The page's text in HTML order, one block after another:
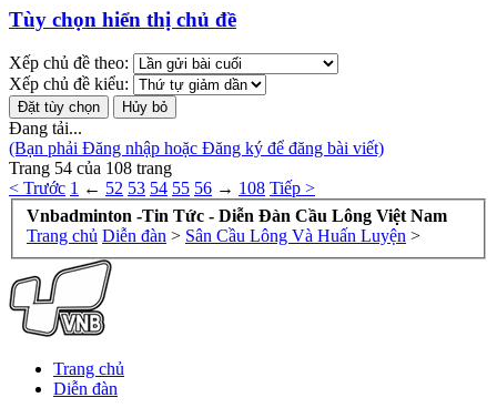
Tùy chọn hiển thị chủ đề
Xếp chủ đề theo:
Xếp chủ đề kiểu:
Đang tải...
(Bạn phải Đăng nhập hoặc Đăng ký để đăng bài viết)
Trang 54 của 108 trang
< Trước 1 ← 52 53 54 55 56 → 108 Tiếp >
Vnbadminton -Tin Tức - Diễn Đàn Cầu Lông Việt Nam
Trang chủ Diễn đàn > Sân Cầu Lông Và Huấn Luyện >
Trang chủ
Diễn đàn